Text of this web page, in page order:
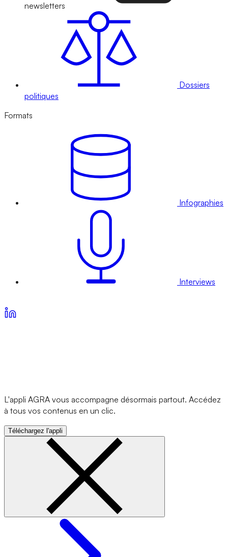
newsletters
Dossiers
politiques
Formats
Infographies
Interviews
L'appli AGRA vous accompagne désormais partout. Accédez
à tous vos contenus en un clic.
Téléchargez l'appli